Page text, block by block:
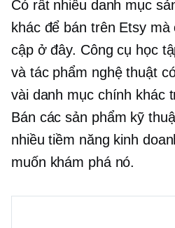
Có rất nhiều danh mục
khác để bán trên Etsy
cập ở đây. Công cụ học
và tác phẩm nghệ thuật
vài danh mục chính khác
Bán các sản phẩm kỹ
nhiều tiềm năng kinh
muốn khám phá nó.